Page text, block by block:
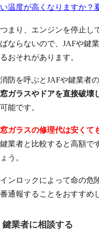
い温度が高くなりますか？
つまり、エンジンを停止し
ばならないので、JAFや鍵
るおそれがあります。
消防を呼ぶとJAFや鍵業者
窓ガラスやドアを直接破壊
可能です。
窓ガラスの修理代は安くて
鍵業者と比較すると高額で
ょう。
インロックによって命の危
番通報することをおすすめ
鍵業者に相談する